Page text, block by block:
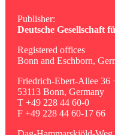
Publisher:
Deutsche Gesellschaft
Registered offices
Bonn and Eschborn,
Friedrich-Ebert-Allee 36
53113 Bonn, Germany
T +49 228 44 60-0
F +49 228 44 60-17 66